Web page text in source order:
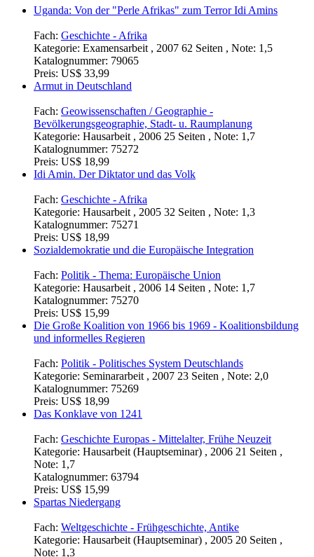
Uganda: Von der "Perle Afrikas" zum Terror Idi Amins
Fach: Geschichte - Afrika
Kategorie: Examensarbeit , 2007 62 Seiten , Note: 1,5
Katalognummer: 79065
Preis: US$ 33,99
Armut in Deutschland
Fach: Geowissenschaften / Geographie -
Bevölkerungsgeographie, Stadt- u. Raumplanung
Kategorie: Hausarbeit , 2006 25 Seiten , Note: 1,7
Katalognummer: 75272
Preis: US$ 18,99
Idi Amin. Der Diktator und das Volk
Fach: Geschichte - Afrika
Kategorie: Hausarbeit , 2005 32 Seiten , Note: 1,3
Katalognummer: 75271
Preis: US$ 18,99
Sozialdemokratie und die Europäische Integration
Fach: Politik - Thema: Europäische Union
Kategorie: Hausarbeit , 2006 14 Seiten , Note: 1,7
Katalognummer: 75270
Preis: US$ 15,99
Die Große Koalition von 1966 bis 1969 - Koalitionsbildung
und informelles Regieren
Fach: Politik - Politisches System Deutschlands
Kategorie: Seminararbeit , 2007 23 Seiten , Note: 2,0
Katalognummer: 75269
Preis: US$ 18,99
Das Konklave von 1241
Fach: Geschichte Europas - Mittelalter, Frühe Neuzeit
Kategorie: Hausarbeit (Hauptseminar) , 2006 21 Seiten ,
Note: 1,7
Katalognummer: 63794
Preis: US$ 15,99
Spartas Niedergang
Fach: Weltgeschichte - Frühgeschichte, Antike
Kategorie: Hausarbeit (Hauptseminar) , 2005 20 Seiten ,
Note: 1,3